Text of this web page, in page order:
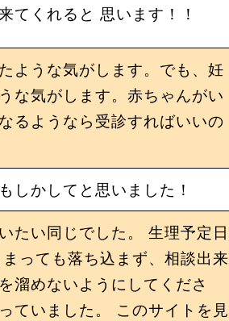
てくれると 思います！！
ような気がします。でも、妊
な気がします。赤ちゃんがい
るようなら受診すればいいの
しかしてと思いました！
たい同じでした。 生理予定日
っても落ち込まず、相談出来
溜めないようにしてくださ
ていました。 このサイトを見